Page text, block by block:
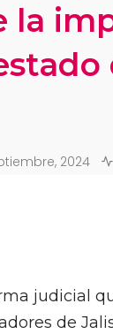
la
2024
judicial
de